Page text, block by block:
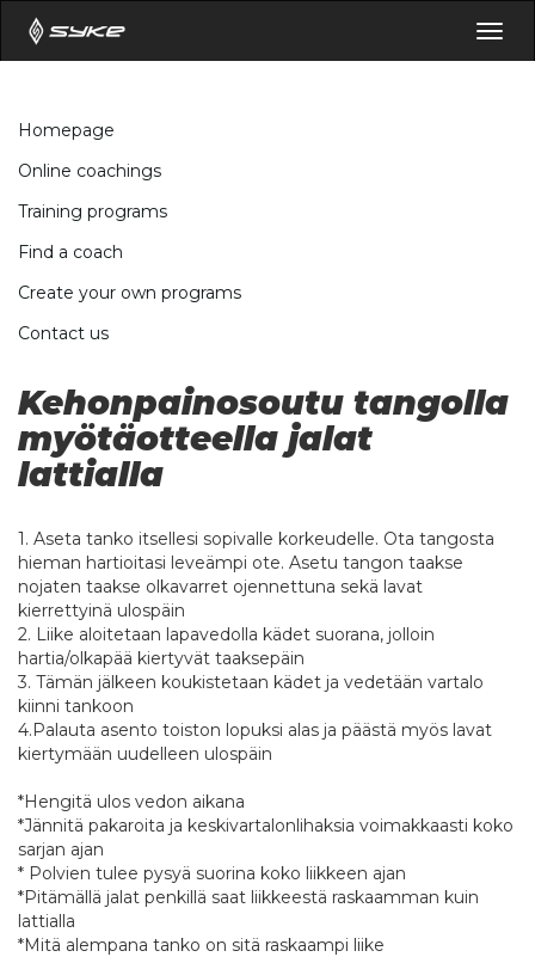
Homepage
Online coachings
Training programs
Find a coach
Create your own programs
Contact us
Kehonpainosoutu tangolla
myötäotteella jalat
lattialla
1. Aseta tanko itsellesi sopivalle korkeudelle. Ota tangosta
hieman hartioitasi leveämpi ote. Asetu tangon taakse
nojaten taakse olkavarret ojennettuna sekä lavat
kierrettyinä ulospäin
2. Liike aloitetaan lapavedolla kädet suorana, jolloin
hartia/olkapää kiertyvät taaksepäin
3. Tämän jälkeen koukistetaan kädet ja vedetään vartalo
kiinni tankoon
4.Palauta asento toiston lopuksi alas ja päästä myös lavat
kiertymään uudelleen ulospäin
*Hengitä ulos vedon aikana
*Jännitä pakaroita ja keskivartalonlihaksia voimakkaasti koko
sarjan ajan
* Polvien tulee pysyä suorina koko liikkeen ajan
*Pitämällä jalat penkillä saat liikkeestä raskaamman kuin
lattialla
*Mitä alempana tanko on sitä raskaampi liike